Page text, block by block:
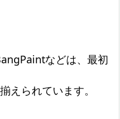
などは、最初
えられています。